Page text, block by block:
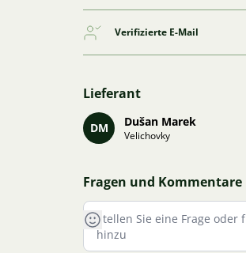
Verifizierte E-Mail
Lieferant
DM Dušan Marek
Velichovky
Fragen und Kommentare